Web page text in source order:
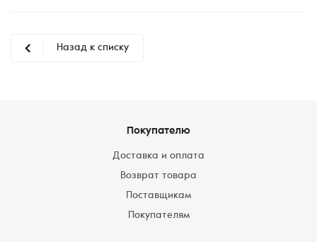
Назад к списку
Покупателю
Доставка и оплата
Возврат товара
Поставщикам
Покупателям